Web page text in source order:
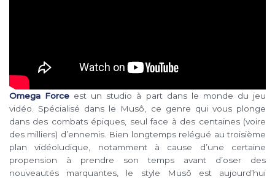
Omega Force est un studio à part dans le monde du jeu
vidéo. Spécialisé dans le Musô, ce genre qui vous plonge
dans des combats épiques, seul face à des centaines (voire
des milliers) d’ennemis. Bien longtemps relégué au troisième
plan vidéoludique, notamment à cause d’une certaine
propension à prendre son temps avant d’oser des
nouveautés marquantes, le style Musô est aujourd’hui